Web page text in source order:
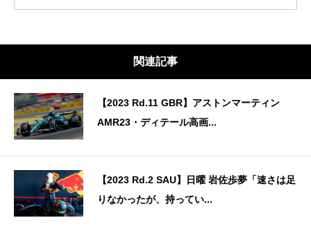
関連記事
【2023 Rd.11 GBR】アストンマーティン
AMR23・ディテール高画...
【2023 Rd.2 SAU】日曜 岩佐歩夢「速さは足
りなかったが、持ってい...